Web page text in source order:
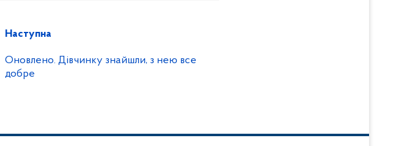
Наступна
Оновлено. Дівчинку знайшли, з нею все
добре